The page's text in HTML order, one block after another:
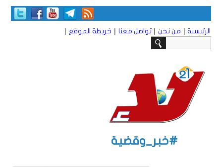
الرئيسية | من نحن | تواصل معنا | خريطة الموقع |
#خبر_وقضية